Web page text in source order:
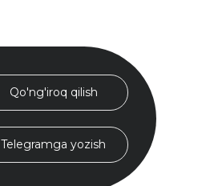
Qo'ng'iroq qilish
Telegramga yozish